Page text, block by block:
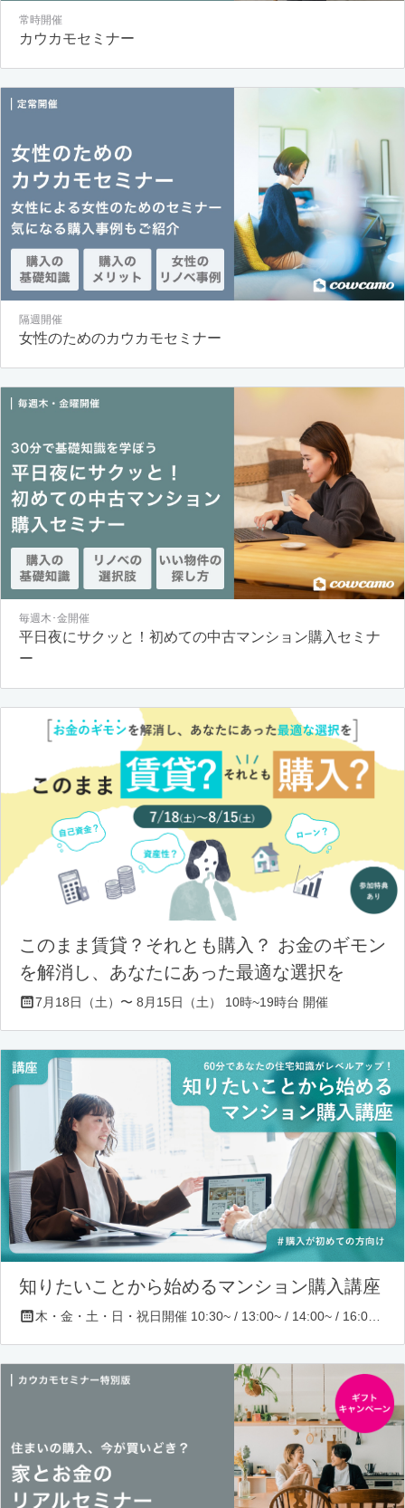
常時開催
カウカモセミナー
隔週開催
女性のためのカウカモセミナー
毎週木･金開催
平日夜にサクッと！初めての中古マンション購入セミナ
ー
このまま賃貸？それとも購入？ お金のギモン
を解消し、あなたにあった最適な選択を
7月18日（土）〜 8月15日（土） 10時~19時台 開催
知りたいことから始めるマンション購入講座